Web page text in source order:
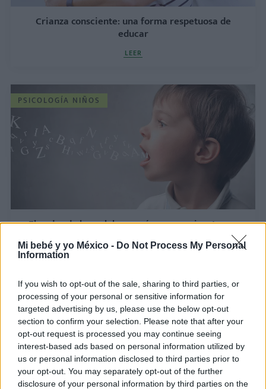
Mi bebé y yo México - Do Not Process My Personal
Information
If you wish to opt-out of the sale, sharing to third parties, or
processing of your personal or sensitive information for
targeted advertising by us, please use the below opt-out
section to confirm your selection. Please note that after your
opt-out request is processed you may continue seeing
interest-based ads based on personal information utilized by
us or personal information disclosed to third parties prior to
your opt-out. You may separately opt-out of the further
disclosure of your personal information by third parties on the
Crianza consciente: una forma respetuosa de
educar
LEER
PSICOLOGÍA NIÑOS
El poder de las palabras: ¿cómo comunicarte con
tus hijos de forma positiva?
EDUCACIÓN INFANTIL